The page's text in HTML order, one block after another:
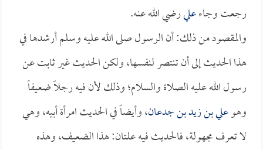
رجعت وجاءعليرضي الله عنه.
والمقصود من ذلك: أن الرسول صلى الله عليه وسلم أرشدها في
هذا الحديث إلى أن تنتصر لنفسها، ولكن الحديث غير ثابت عن
رسول الله عليه الصلاة والسلام؛ وذلك لأن فيه رجلاً ضعيفاً
وهوعلي بن زيد بن جدعان، وأيضاً في الحديث امرأة أبيه، وهي
لا تعرف مجهولة، فالحديث فيه علتان: هذا الضعيف، وهذه